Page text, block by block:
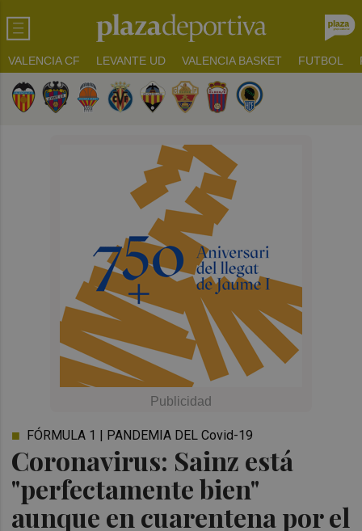
VALENCIA CF LEVANTE UD VALENCIA BASKET FUTBOL
Coronavirus: Sainz está
"perfectamente bien"
aunque en cuarentena por el
FÓRMULA 1 | PANDEMIA DEL Covid-19